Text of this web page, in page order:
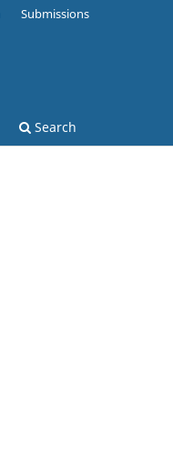
Search
Submissions